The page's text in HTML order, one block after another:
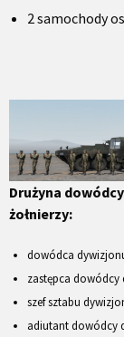
2 samochody
Drużyna
żołnierzy:
dowódca
zastępca dowódcy
szef sztabu
adiutant dowódcy